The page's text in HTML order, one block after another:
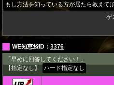
もし方法を知っている方が居たら教えて
ゲ
WE知恵袋ID： 3376
「早めに回答してください！」
【指定なし】
ハード指定なし